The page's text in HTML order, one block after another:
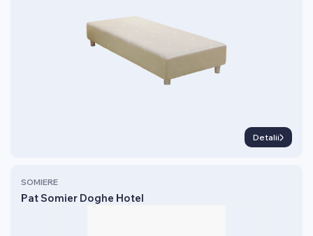
Detalii
SOMIERE
Pat Somier Doghe Hotel